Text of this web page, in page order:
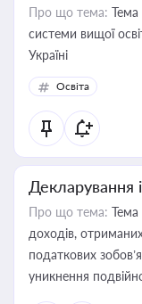
Про що тема: Тема
системи вищої
Україні
Освіта
Декларування
Про що тема: Тема
доходів,
податкових
уникнення